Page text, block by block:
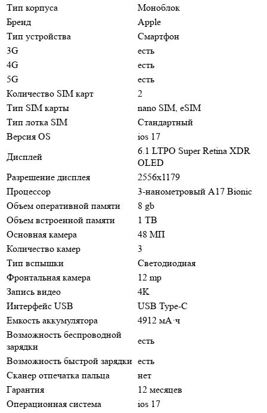
Тип корпуса
Моноблок
Бренд
Apple
Тип устройства
Смартфон
3G
есть
4G
есть
5G
есть
Количество SIM карт
2
Тип SIM карты
nano SIM, eSIM
Тип лотка SIM
Стандартный
Версия OS
ios 17
Дисплей
6.1 LTPO Super Retina XDR
OLED
Разрешение дисплея
2556x1179
Процессор
3-нанометровый A17 Bionic
Объем оперативной памяти
8 gb
Объем встроенной памяти
1 TB
Основная камера
48 МП
Количество камер
3
Тип вспышки
Светодиодная
Фронтальная камера
12 mp
Запись видео
4K
Интерфейс USB
USB Type-C
Емкость аккумулятора
4912 мА·ч
Возможность беспроводной
зарядки
есть
Возможность быстрой зарядки есть
Сканер отпечатка пальца
нет
Гарантия
12 месяцев
Операционная система
ios 17